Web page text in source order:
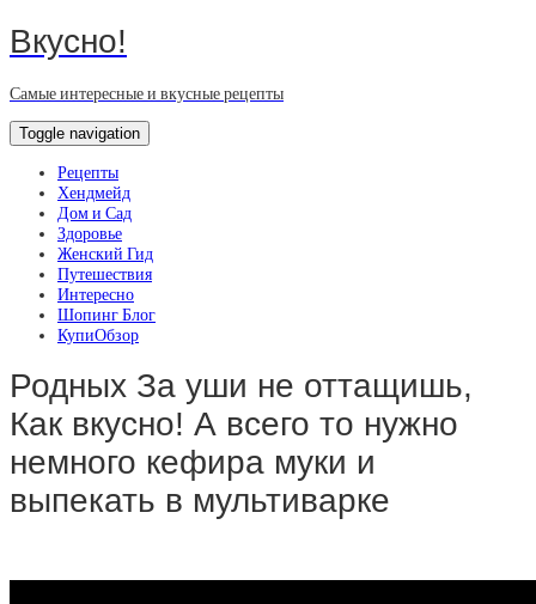
Вкусно!
Самые интересные и вкусные рецепты
Toggle navigation
Рецепты
Хендмейд
Дом и Сад
Здоровье
Женский Гид
Путешествия
Интересно
Шопинг Блог
КупиОбзор
Родных За уши не оттащишь,
Как вкусно! А всего то нужно
немного кефира муки и
выпекать в мультиварке